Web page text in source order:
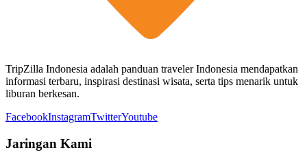
TripZilla Indonesia adalah panduan traveler Indonesia mendapatkan
informasi terbaru, inspirasi destinasi wisata, serta tips menarik untuk
liburan berkesan.
FacebookInstagramTwitterYoutube
Jaringan Kami